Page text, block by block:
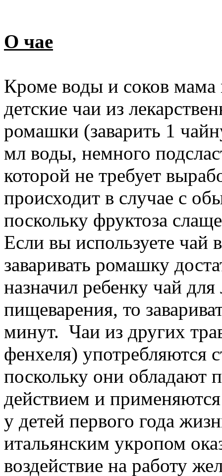
О чае
Кроме воды и соков
детские чаи из
ромашки (заварить 1
мл воды, немного
которой не требует
происходит в случае с
поскольку фруктоза
Если вы используете чай
заваривать ромашку
назначил ребенку чай для
пищеварения, то
минут. Чаи из других
фенхеля) употребляются
поскольку они обладают
действием и
у детей первого года
итальянским укропом
воздействие на работу